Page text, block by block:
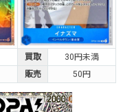
買取
30円未満
販売 50円